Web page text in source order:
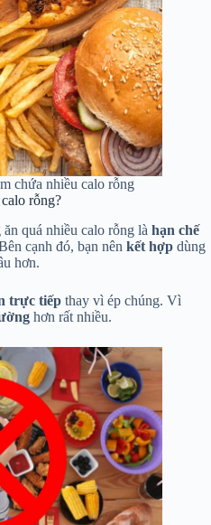
chứa nhiều calo rỗng
rỗng?
quá nhiều calo rỗng là hạn chế
cạnh đó, bạn nên kết hợp dùng
hơn.
trực tiếp thay vì ép chúng. Vì
hơn rất nhiều.